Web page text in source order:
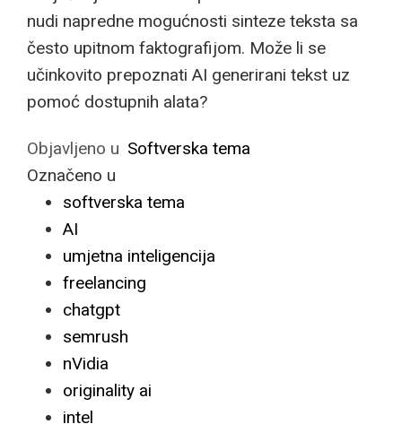
nudi napredne mogućnosti sinteze teksta sa
često upitnom faktografijom. Može li se
učinkovito prepoznati AI generirani tekst uz
pomoć dostupnih alata?
Objavljeno u Softverska tema
Označeno u
softverska tema
AI
umjetna inteligencija
freelancing
chatgpt
semrush
nVidia
originality ai
intel